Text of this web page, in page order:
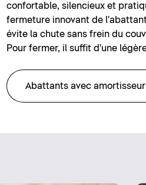
confortable, silencieux et
fermeture innovant de
évite la chute sans frein du
Pour fermer, il suffit d'une
Abattants avec